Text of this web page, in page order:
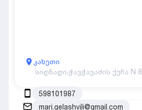
კახეთი
სიღნაღი,ჭავჭავაძის ქუჩა N 8
598101987
mari.gelashvili@gmail.com